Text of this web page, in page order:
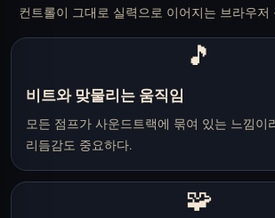
컨트롤이 그대로 실력으로 이어지는 브라우저
🎵
비트와 맞물리는 움직임
모든 점프가 사운드트랙에 묶여 있는 느낌이
리듬감도 중요하다.
🧩